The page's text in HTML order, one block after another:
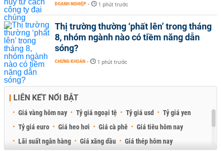
DOANH NGHIỆP - 1 phút trước
Thị trường thường ‘phất lên’ trong tháng
8, nhóm ngành nào có tiềm năng dẫn
sóng?
CHỨNG KHOÁN - 1 phút trước
LIÊN KẾT NỔI BẬT
Giá vàng hôm nay Tỷ giá ngoại tệ Tỷ giá usd
Tỷ giá yen
Tỷ giá euro
Giá heo hơi Giá cà phê
Giá tiêu hôm nay
Lãi suất ngân hàng
Giá xăng dầu Giá thép hôm nay